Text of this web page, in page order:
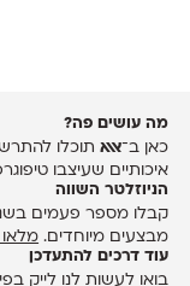
מה עושים פה?
כאן ב־אאאתוכלו
איכותיים שעיצבו
הניוזלטר השווה
קבלו מספר פעמים
מבצעים מיוחדים. מלאו
עוד דרכים להתעדכן
בואו לעשות לנו לייק ב